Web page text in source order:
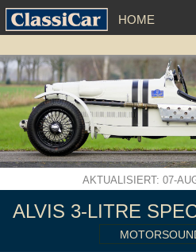
HOME
NAVIGATION
ÜBERSPRINGEN
AKTUALISIERT: 07-
ALVIS 3-LITRE